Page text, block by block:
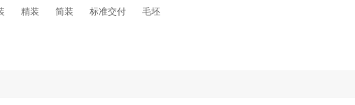
精装 简装 标准交付 毛坯